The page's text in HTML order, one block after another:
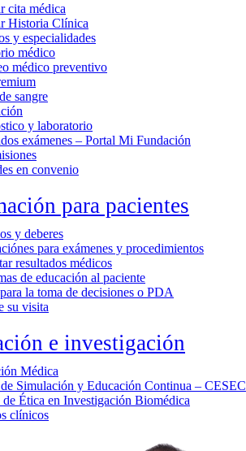
cita médica
Historia Clínica
y especialidades
médico
médico preventivo
sangre
y laboratorio
exámenes – Portal Mi Fundación
en convenio
para pacientes
y deberes
para exámenes y procedimientos
resultados médicos
de educación al paciente
la toma de decisiones o PDA
su visita
e investigación
Médica
Simulación y Educación Continua – CESEC
Ética en Investigación Biomédica
clínicos